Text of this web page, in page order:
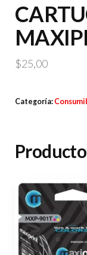
$25,00
Categoría: